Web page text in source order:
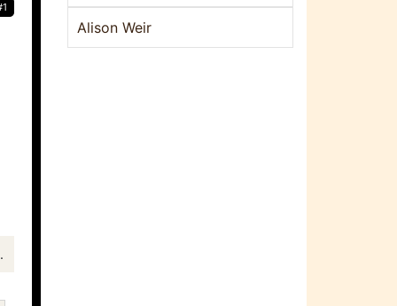
Alison Weir